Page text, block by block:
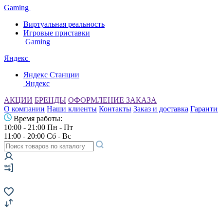
Gaming
Виртуальная реальность
Игровые приставки
Gaming
Яндекс
Яндекс Станции
Яндекс
АКЦИИ БРЕНДЫ ОФОРМЛЕНИЕ ЗАКАЗА
О компании Наши клиенты Контакты Заказ и доставка
Время работы:
10:00 - 21:00 Пн - Пт
11:00 - 20:00 Сб - Вс